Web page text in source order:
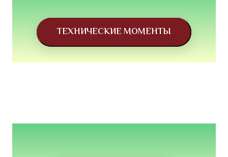
ТЕХНИЧЕСКИЕ МОМЕНТЫ